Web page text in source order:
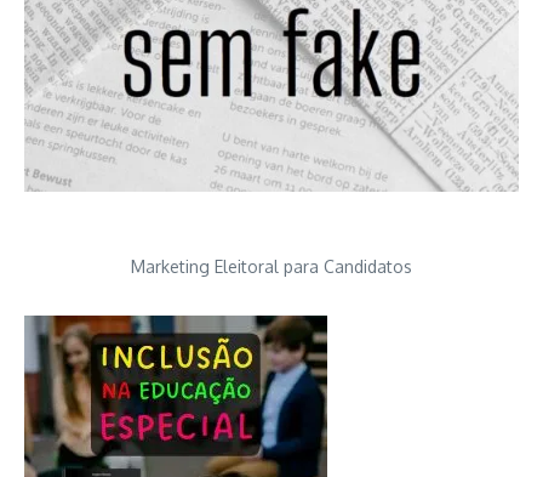
Marketing Eleitoral para Candidatos